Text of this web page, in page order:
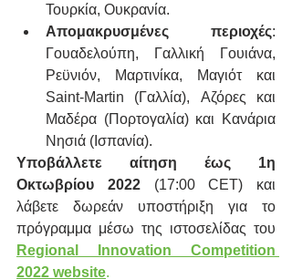
Τουρκία, Ουκρανία.
Απομακρυσμένες περιοχές:
Γουαδελούπη, Γαλλική Γουιάνα,
Ρεϋνιόν, Μαρτινίκα, Μαγιότ και
Saint-Martin (Γαλλία), Αζόρες και
Μαδέρα (Πορτογαλία) και Κανάρια
Νησιά (Ισπανία).
Υποβάλλετε αίτηση έως 1η
Οκτωβρίου 2022 (17:00 CET) και
λάβετε δωρεάν υποστήριξη για το
Regional Innovation Competition
2022 website.